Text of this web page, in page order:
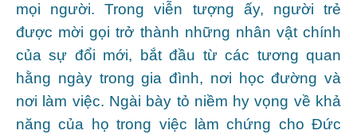
mọi người. Trong viễn tượng ấy, người trẻ
được mời gọi trở thành những nhân vật chính
của sự đổi mới, bắt đầu từ các tương quan
hằng ngày trong gia đình, nơi học đường và
nơi làm việc. Ngài bày tỏ niềm hy vọng về khả
năng của họ trong việc làm chứng cho Đức